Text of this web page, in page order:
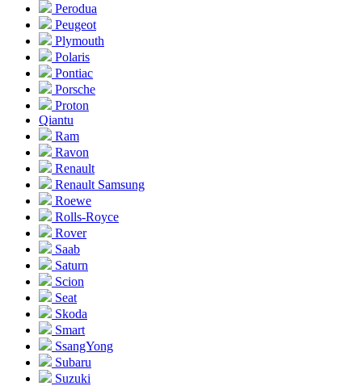
Perodua
Peugeot
Plymouth
Polaris
Pontiac
Porsche
Proton
Qiantu
Ram
Ravon
Renault
Renault Samsung
Roewe
Rolls-Royce
Rover
Saab
Saturn
Scion
Seat
Skoda
Smart
SsangYong
Subaru
Suzuki